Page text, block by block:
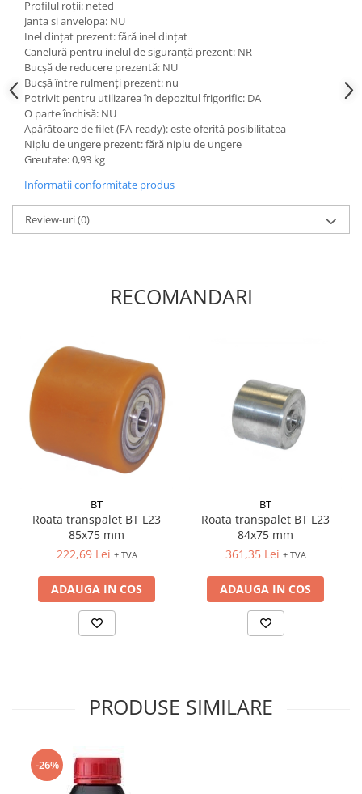
Profilul roții: neted
Janta si anvelopa: NU
Inel dințat prezent: fără inel dințat
Canelură pentru inelul de siguranță prezent: NR
Bucșă de reducere prezentă: NU
Bucșă între rulmenți prezent: nu
Potrivit pentru utilizarea în depozitul frigorific: DA
O parte închisă: NU
Apărătoare de filet (FA-ready): este oferită posibilitatea
Niplu de ungere prezent: fără niplu de ungere
Greutate: 0,93 kg
Informatii conformitate produs
Review-uri(0)
RECOMANDARI
BT
Roata transpalet BT L23
85x75 mm
222,69 Lei + TVA
ADAUGA IN COS
BT
Roata transpalet BT L23
84x75 mm
361,35 Lei + TVA
ADAUGA IN COS
PRODUSE SIMILARE
-26%